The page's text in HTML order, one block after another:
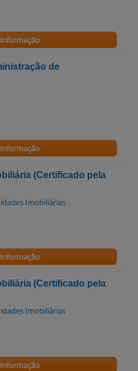
de
(Certificado pela
Imobiliárias
(Certificado pela
Imobiliárias